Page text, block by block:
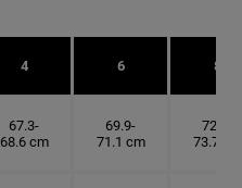
4 6 8
67.3-
68.6 cm
69.9-
71.1 cm
72.4-
73.7 cm